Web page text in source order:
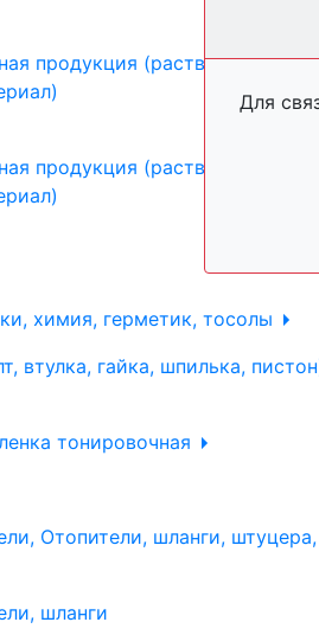
продукция (растворитель,
продукция (растворитель,
химия, герметик, тосолы
втулка, гайка, шпилька,
тонировочная
Отопители, шланги,
шланги
Для